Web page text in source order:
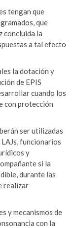
tengan que
que
concluida la
a tal efecto
la dotación y
de EPIS
cuando los
con protección
ser utilizadas
funcionarios
y
si la
durante las
realizar
y mecanismos de
con la